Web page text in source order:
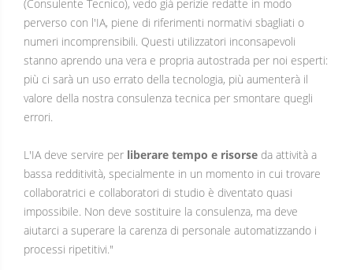
(Consulente Tecnico), vedo già perizie redatte in modo
perverso con l'IA, piene di riferimenti normativi sbagliati o
numeri incomprensibili. Questi utilizzatori inconsapevoli
stanno aprendo una vera e propria autostrada per noi esperti:
più ci sarà un uso errato della tecnologia, più aumenterà il
valore della nostra consulenza tecnica per smontare quegli
errori.
L'IA deve servire per liberare tempo e risorse da attività a
bassa redditività, specialmente in un momento in cui trovare
collaboratrici e collaboratori di studio è diventato quasi
impossibile. Non deve sostituire la consulenza, ma deve
aiutarci a superare la carenza di personale automatizzando i
processi ripetitivi."